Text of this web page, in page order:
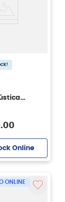
.00
Online
ONLINE